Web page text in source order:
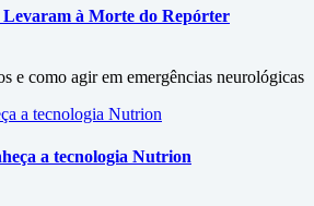
Levaram à Morte do Repórter
e como agir em emergências neurológicas
a tecnologia Nutrion